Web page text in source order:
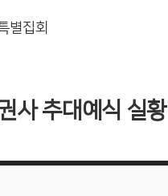
별집회
사 추대예식 실황